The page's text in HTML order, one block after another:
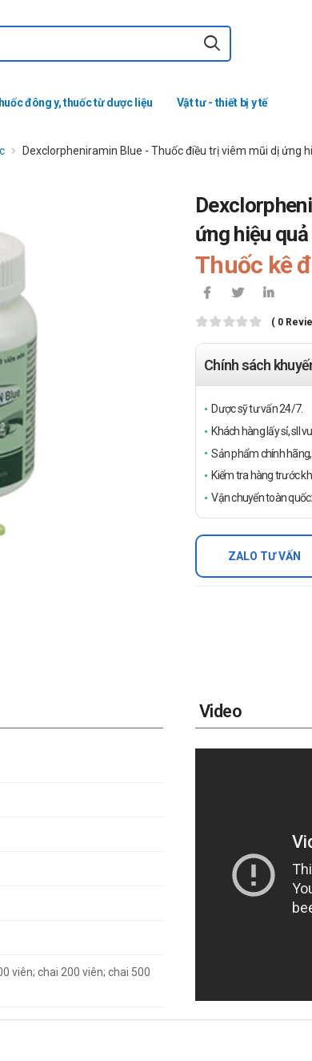
đông y, thuốc từ dược liệu Vật tư - thiết bị y tế
Dexclorpheniramin Blue - Thuốc điều trị viêm mũi dị ứng
ứng hiệu quả
Thuốc kê
( 0
Chính sách
Dược sỹ tư vấn 24/7.
Khách hàng lấy sỉ, sll
Sản phẩm chính
Kiểm tra hàng trước
Vận chuyển toàn
ZALO TƯ VẤN
viên; chai 200 viên; chai 500
Video